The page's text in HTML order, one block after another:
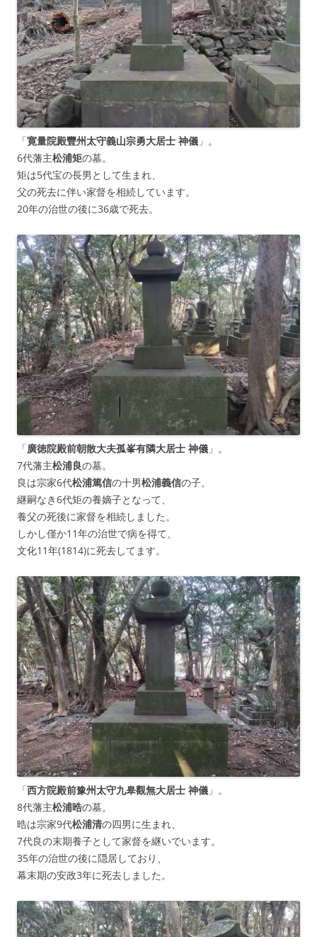
「寛量院殿豐州太守義山宗勇大居士 神儀 」。
6代藩主松浦矩の墓。
矩は5代宝の長男として生まれ、
父の死去に伴い家督を相続しています。
20年の治世の後に36歳で死去。
「廣徳院殿前朝散大夫孤峯有隣大居士 神儀 」。
7代藩主松浦良の墓。
良は宗家6代松浦篤信の十男松浦義信の子。
継嗣なき6代矩の養嫡子となって、
養父の死後に家督を相続しました。
しかし僅か11年の治世で病を得て、
文化11年(1814)に死去してます。
「西方院殿前豫州太守九皋觀無大居士 神儀 」。
8代藩主松浦晧の墓。
晧は宗家9代松浦清の四男に生まれ、
7代良の末期養子として家督を継いでいます。
35年の治世の後に隠居しており、
幕末期の安政3年に死去しました。